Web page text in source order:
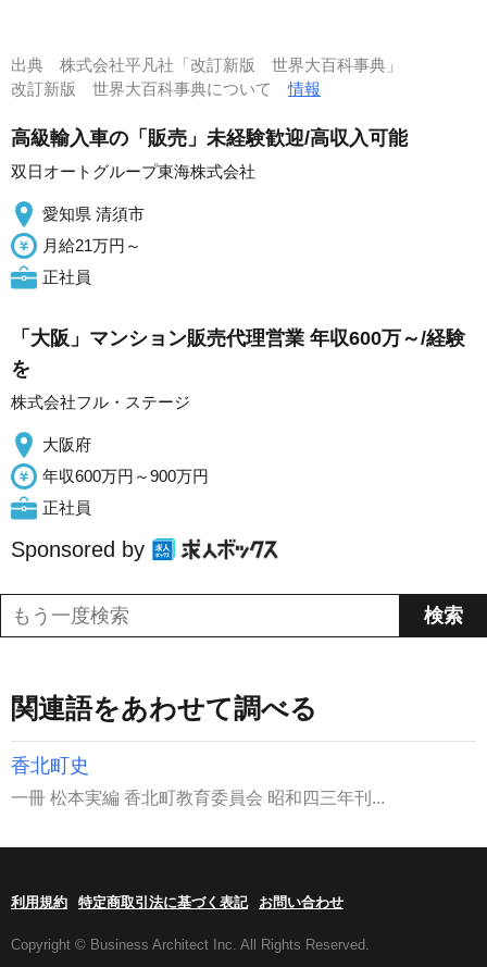
出典 株式会社平凡社「改訂新版 世界大百科事典」
改訂新版 世界大百科事典について情報
高級輸入車の「販売」未経験歓迎/高収入可能
双日オートグループ東海株式会社
愛知県 清須市
月給21万円～
正社員
「大阪」マンション販売代理営業 年収600万～/経験
を
株式会社フル・ステージ
大阪府
年収600万円～900万円
正社員
Sponsored by
関連語をあわせて調べる
香北町史
一冊 松本実編 香北町教育委員会 昭和四三年刊...
利用規約 特定商取引法に基づく表記 お問い合わせ
Copyright © Business Architect Inc. All Rights Reserved.